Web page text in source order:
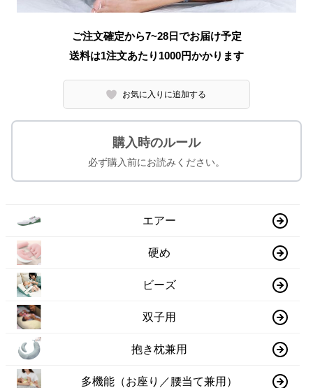
ご注文確定から7~28日でお届け予定
送料は1注文あたり 1000円かかります
お気に入りに追加する
購入時のルール
必ず購入前にお読みください。
エアー
硬め
ビーズ
双子用
抱き枕兼用
多機能（お座り／腰当て兼用）